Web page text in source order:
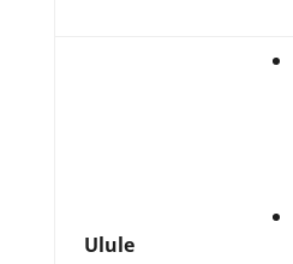
Ulule